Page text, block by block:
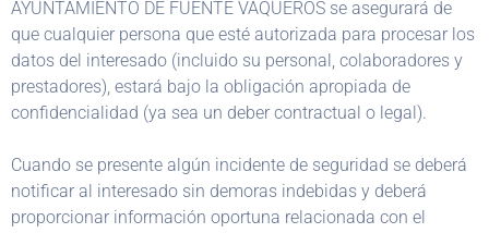
AYUNTAMIENTO DE FUENTE VAQUEROS se asegurará de
que cualquier persona que esté autorizada para procesar los
datos del interesado (incluido su personal, colaboradores y
prestadores), estará bajo la obligación apropiada de
confidencialidad (ya sea un deber contractual o legal).
Cuando se presente algún incidente de seguridad se deberá
notificar al interesado sin demoras indebidas y deberá
proporcionar información oportuna relacionada con el